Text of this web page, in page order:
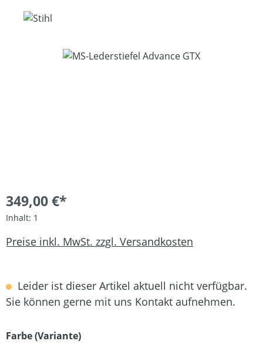
Bildergalerie überspringen
349,00 €*
Inhalt: 1
Preise inkl. MwSt. zzgl. Versandkosten
Leider ist dieser Artikel aktuell nicht verfügbar.
Sie können gerne mit uns Kontakt aufnehmen.
Farbe (Variante)auswählen